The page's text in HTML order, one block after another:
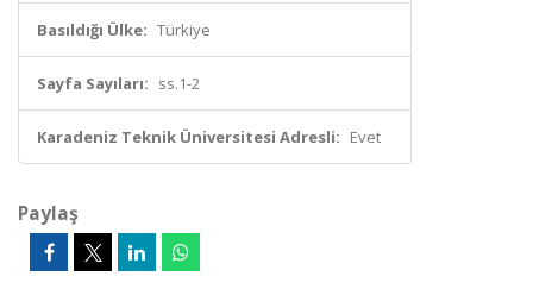
Basıldığı Ülke: Türkiye
Sayfa Sayıları: ss.1-2
Karadeniz Teknik Üniversitesi Adresli: Evet
Paylaş